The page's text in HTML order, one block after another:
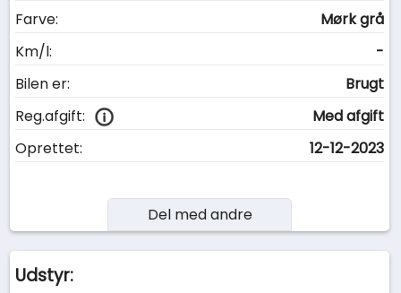
Farve:
Mørk grå
Km/l:
-
Bilen er:
Brugt
Reg.afgift:
Med afgift
Oprettet:
12-12-2023
Del med andre
Udstyr: